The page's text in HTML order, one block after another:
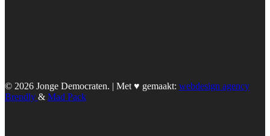
© 2026 Jonge Democraten. | Met ♥︎ gemaakt: webdesign agency
Brendly & Mad Pack